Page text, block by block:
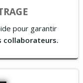
pour garantir
collaborateurs.